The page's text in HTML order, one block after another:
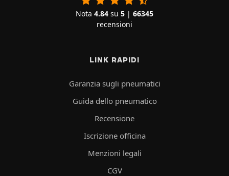
Nota 4.84 su 5 | 66345
recensioni
LINK RAPIDI
Garanzia sugli pneumatici
Guida dello pneumatico
Recensione
Iscrizione officina
Menzioni legali
CGV